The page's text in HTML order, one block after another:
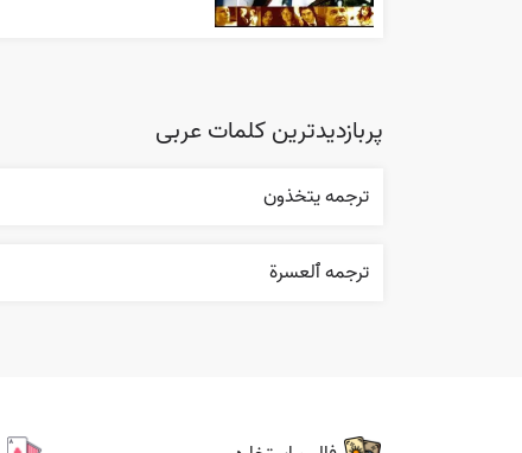
پربازدیدترین کلمات عربی
ترجمه يتخذون
ترجمه ٱلعسرة